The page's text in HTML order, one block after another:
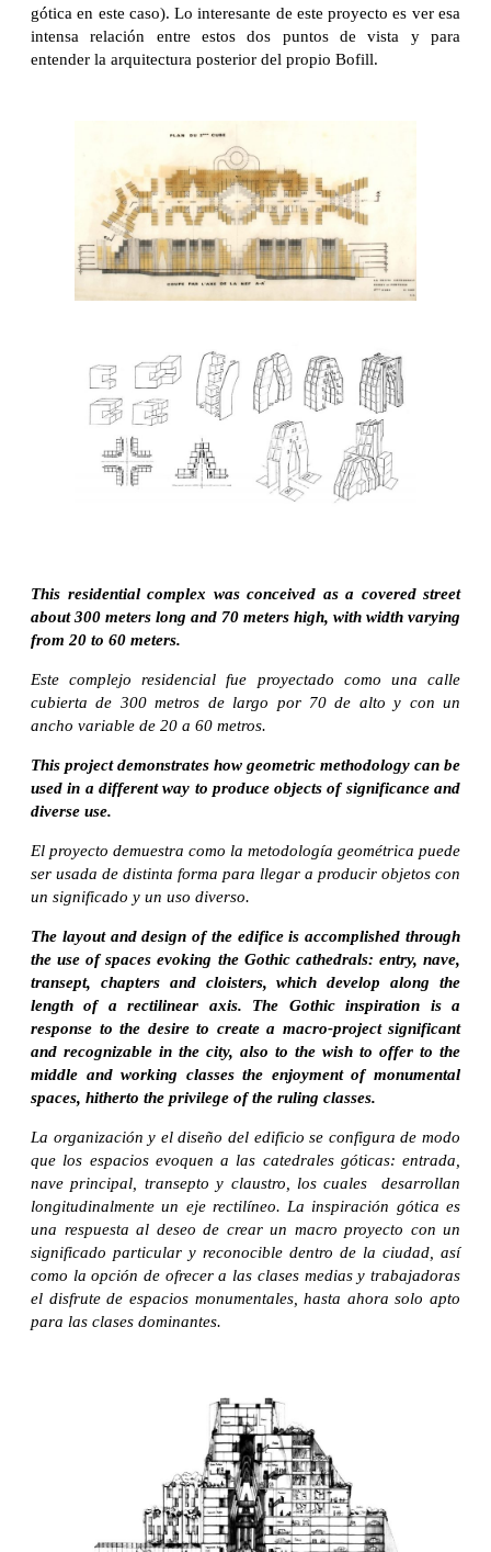
gótica en este caso). Lo interesante de este proyecto es ver esa
intensa relación entre estos dos puntos de vista y para
entender la arquitectura posterior del propio Bofill.
This residential complex was conceived as a covered street
about 300 meters long and 70 meters high, with width varying
from 20 to 60 meters.
Este complejo residencial fue proyectado como una calle
cubierta de 300 metros de largo por 70 de alto y con un
ancho variable de 20 a 60 metros.
This project demonstrates how geometric methodology can be
used in a different way to produce objects of significance and
diverse use.
El proyecto demuestra como la metodología geométrica puede
ser usada de distinta forma para llegar a producir objetos con
un significado y un uso diverso.
The layout and design of the edifice is accomplished through
the use of spaces evoking the Gothic cathedrals: entry, nave,
transept, chapters and cloisters, which develop along the
length of a rectilinear axis. The Gothic inspiration is a
response to the desire to create a macro-project significant
and recognizable in the city, also to the wish to offer to the
middle and working classes the enjoyment of monumental
spaces, hitherto the privilege of the ruling classes.
La organización y el diseño del edificio se configura de modo
que los espacios evoquen a las catedrales góticas: entrada,
nave principal, transepto y claustro, los cuales desarrollan
longitudinalmente un eje rectilíneo. La inspiración gótica es
una respuesta al deseo de crear un macro proyecto con un
significado particular y reconocible dentro de la ciudad, así
como la opción de ofrecer a las clases medias y trabajadoras
el disfrute de espacios monumentales, hasta ahora solo apto
para las clases dominantes.